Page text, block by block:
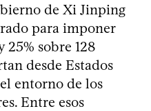
de Xi Jinping
para imponer
25% sobre 128
desde Estados
entorno de los
Entre esos